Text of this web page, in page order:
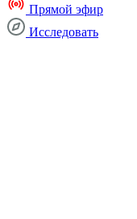
Прямой эфир
Исследовать